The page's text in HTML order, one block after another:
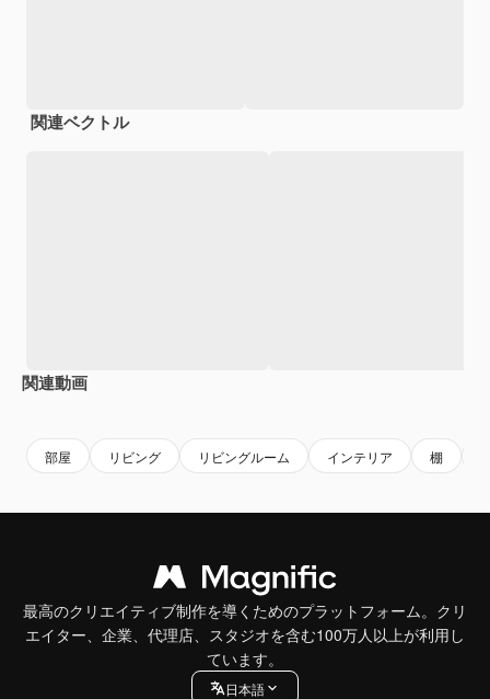
関連ベクトル
関連動画
部屋 リビング リビングルーム インテリア 棚
最高のクリエイティブ制作を導くためのプラットフォーム。クリ
エイター、企業、代理店、スタジオを含む100万人以上が利用し
ています。
日本語